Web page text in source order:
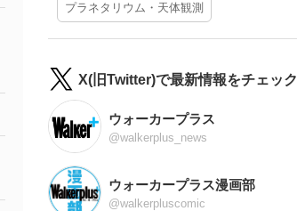
プラネタリウム・天体観測
X(旧Twitter)で最新情報をチェック
ウォーカープラス
@walkerplus_news
ウォーカープラス漫画部
@walkerpluscomic